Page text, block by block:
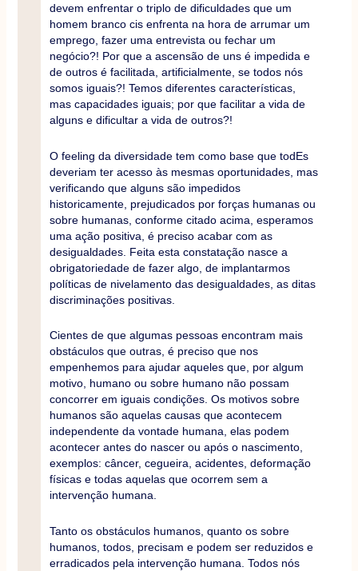
devem enfrentar o triplo de dificuldades que um
homem branco cis enfrenta na hora de arrumar um
emprego, fazer uma entrevista ou fechar um
negócio?! Por que a ascensão de uns é impedida e
de outros é facilitada, artificialmente, se todos nós
somos iguais?! Temos diferentes características,
mas capacidades iguais; por que facilitar a vida de
alguns e dificultar a vida de outros?!
O feeling da diversidade tem como base que todEs
deveriam ter acesso às mesmas oportunidades, mas
verificando que alguns são impedidos
historicamente, prejudicados por forças humanas ou
sobre humanas, conforme citado acima, esperamos
uma ação positiva, é preciso acabar com as
desigualdades. Feita esta constatação nasce a
obrigatoriedade de fazer algo, de implantarmos
políticas de nivelamento das desigualdades, as ditas
discriminações positivas.
Cientes de que algumas pessoas encontram mais
obstáculos que outras, é preciso que nos
empenhemos para ajudar aqueles que, por algum
motivo, humano ou sobre humano não possam
concorrer em iguais condições. Os motivos sobre
humanos são aquelas causas que acontecem
independente da vontade humana, elas podem
acontecer antes do nascer ou após o nascimento,
exemplos: câncer, cegueira, acidentes, deformação
físicas e todas aquelas que ocorrem sem a
intervenção humana.
Tanto os obstáculos humanos, quanto os sobre
humanos, todos, precisam e podem ser reduzidos e
erradicados pela intervenção humana. Todos nós